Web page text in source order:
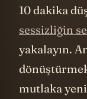
10 dakika
sessizliğin
yakalayın.
mutlaka